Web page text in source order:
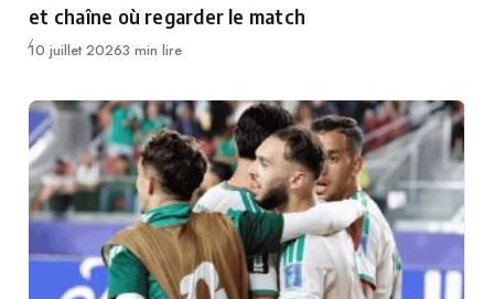
et chaîne où regarder le match
Publié
10 juillet 20263 min lire